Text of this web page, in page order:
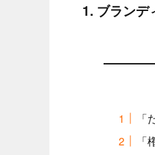
1. ブランデ